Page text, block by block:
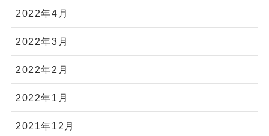
2022年4月
2022年3月
2022年2月
2022年1月
2021年12月